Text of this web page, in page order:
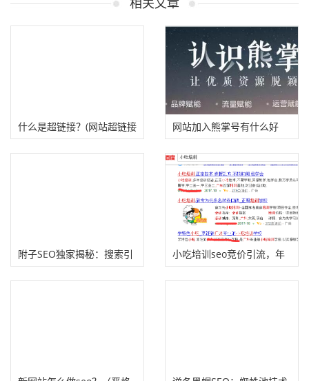
什么是超链接？(网站超链接
优化推广技巧）
网站加入熊掌号有什么好
处？
附子SEO独家揭秘：搜索引
擎如何识别文本通顺原创
小吃培训seo竞价引流，年
入50万